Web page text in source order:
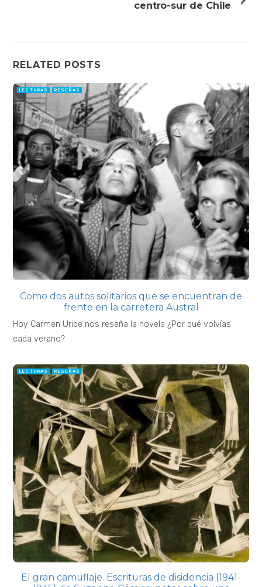
centro-sur de Chile
RELATED POSTS
LECTURAS RESEÑAS
Como dos autos solitarios que se encuentran de
frente en la carretera Austral
Hoy Carmen Uribe nos reseña la novela ¿Por qué volvías
cada verano?
LECTURAS RESEÑAS
El gran camuflaje. Escrituras de disidencia (1941-